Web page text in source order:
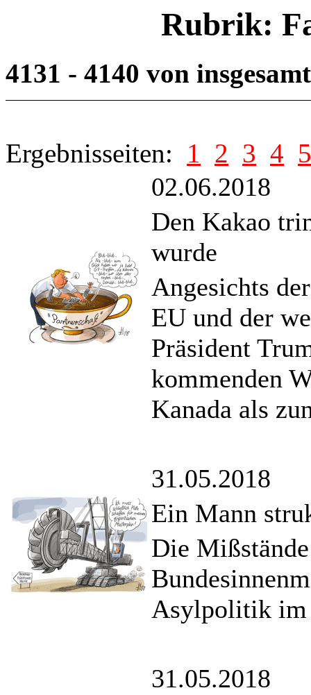
Rubrik:
4131 - 4140 von
Ergebnisseiten: 1 2 3 4 5
02.06.2018
Den Kakao
wurde
Angesichts
EU und der
Präsident
kommenden
Kanada als
31.05.2018
Ein Mann
Die
Asylpolitik im
31.05.2018